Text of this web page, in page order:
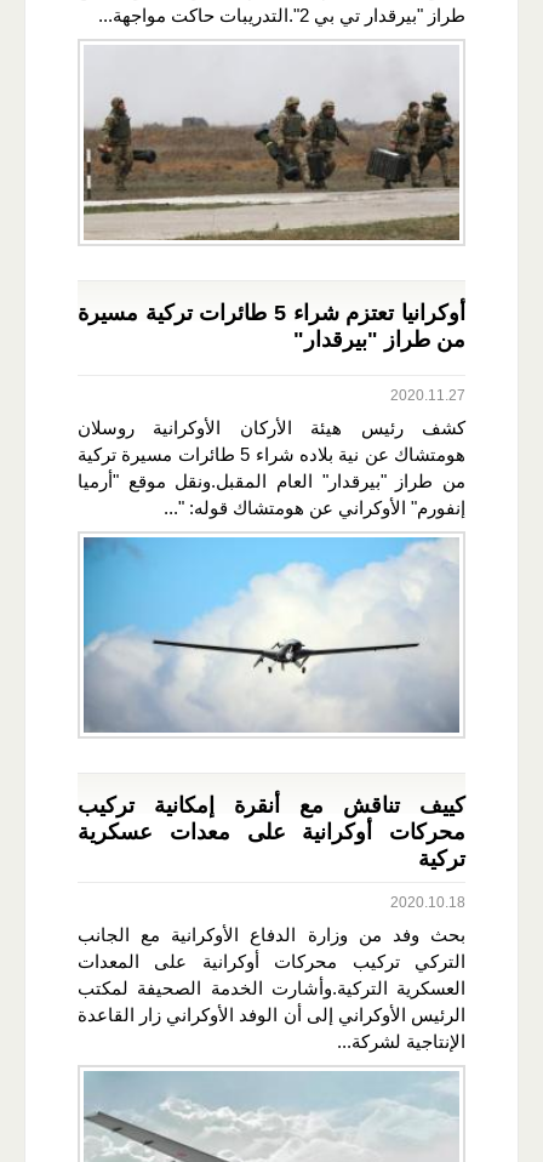
طراز "بيرقدار تي بي 2".التدريبات حاكت مواجهة...
أوكرانيا تعتزم شراء 5 طائرات تركية مسيرة
من طراز "بيرقدار"
2020.11.27
كشف رئيس هيئة الأركان الأوكرانية روسلان
هومتشاك عن نية بلاده شراء 5 طائرات مسيرة تركية
من طراز "بيرقدار" العام المقبل.ونقل موقع "أرميا
إنفورم" الأوكراني عن هومتشاك قوله: "...
كييف تناقش مع أنقرة إمكانية تركيب
محركات أوكرانية على معدات عسكرية
تركية
2020.10.18
بحث وفد من وزارة الدفاع الأوكرانية مع الجانب
التركي تركيب محركات أوكرانية على المعدات
العسكرية التركية.وأشارت الخدمة الصحيفة لمكتب
الرئيس الأوكراني إلى أن الوفد الأوكراني زار القاعدة
الإنتاجية لشركة...